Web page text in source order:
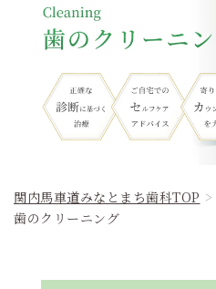
関内馬車道みなとまち歯科TOP
歯のクリーニング